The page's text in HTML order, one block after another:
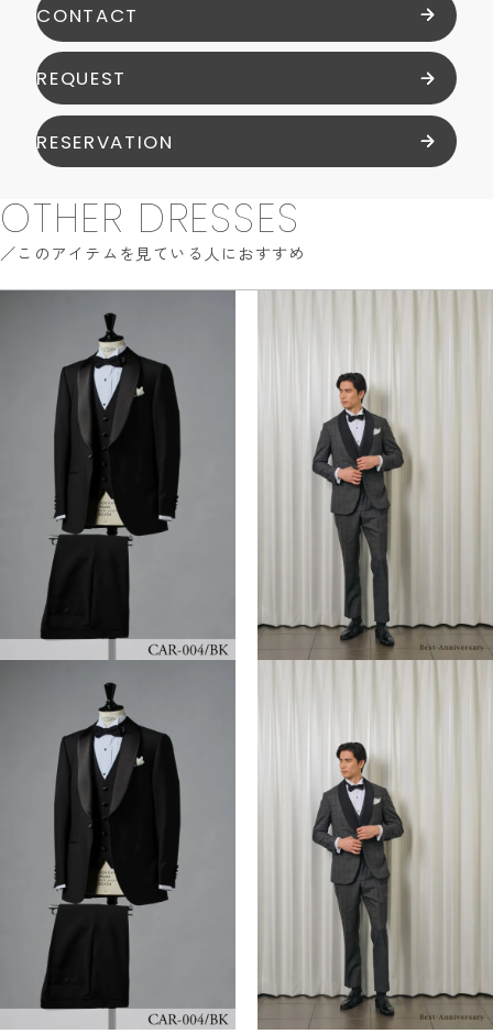
CONTACT
REQUEST
RESERVATION
OTHER DRESSES
このアイテムを見ている人におすすめ